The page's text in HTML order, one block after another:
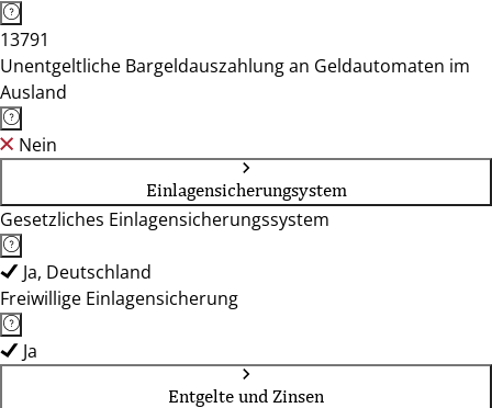
13791
Unentgeltliche Bargeldauszahlung an Geldautomaten im
Ausland
Nein
Einlagensicherungsystem
Gesetzliches Einlagensicherungssystem
Ja, Deutschland
Freiwillige Einlagensicherung
Ja
Entgelte und Zinsen